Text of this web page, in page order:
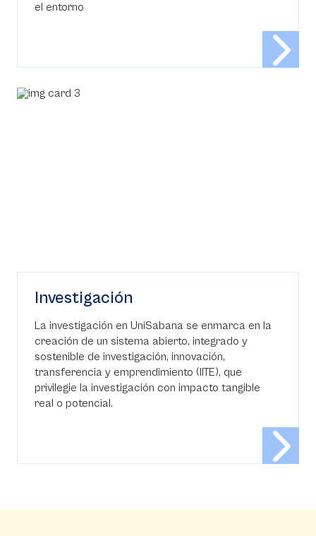
el entorno
Investigación
La investigación en UniSabana se enmarca en la
creación de un sistema abierto, integrado y
sostenible de investigación, innovación,
transferencia y emprendimiento (IITE), que
privilegie la investigación con impacto tangible
real o potencial.